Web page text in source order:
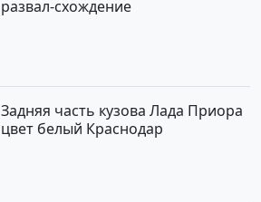
развал-схождение
Задняя часть кузова Лада Приора
цвет белый Краснодар